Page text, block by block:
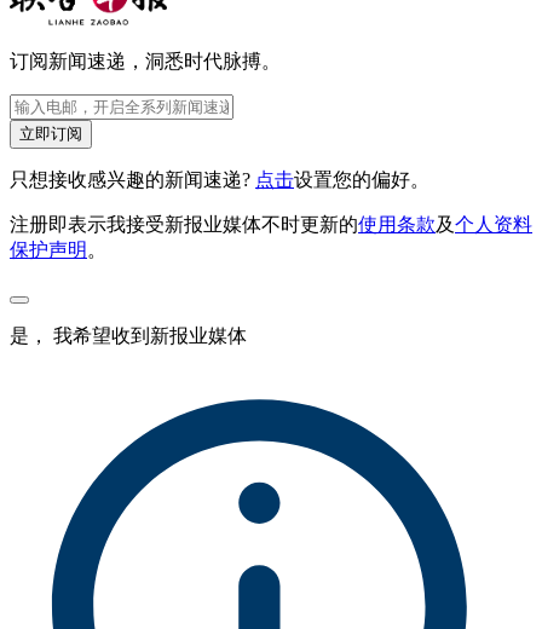
订阅新闻速递，洞悉时代脉搏。
立即订阅
只想接收感兴趣的新闻速递? 点击设置您的偏好。
注册即表示我接受新报业媒体不时更新的使用条款及个人资料
保护声明 。
是， 我希望收到新报业媒体